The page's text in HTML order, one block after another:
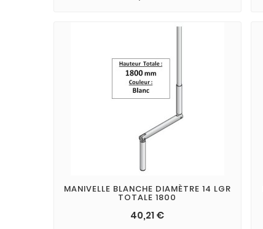
MANIVELLE BLANCHE DIAMÈTRE 14 LGR
TOTALE 1800
40,21 €